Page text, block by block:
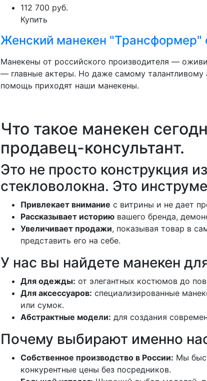
112 700 руб.
Купить
Женский манекен
Манекены от российского производителя —
— главные актеры. Но даже самому талантливому
помощь приходят наши манекены.
Что такое манекен
продавец-консультант.
Это не просто конструкция
стекловолокна. Это
Привлекает внимание с витрины и не дает
Рассказывает историю вашего бренда,
Увеличивает продажи, показывая товар в
представить его на себе.
У нас вы найдете манекен
Для одежды: от элегантных костюмов до
Для аксессуаров: специализированные
или сумок.
Абстрактные модели: для создания
Почему выбирают именно
Собственное производство в России: Мы
конкурентные цены без посредников.